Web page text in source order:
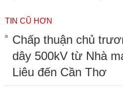
TIN CŨ HƠN
Chấp thuận chủ
dây 500kV từ Nhà
Liêu đến Cần Thơ